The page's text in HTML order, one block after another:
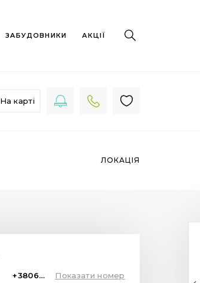
ЗАБУДОВНИКИ АКЦІЇ
На карті
ЛОКАЦІЯ
+380671001663 Показати номер